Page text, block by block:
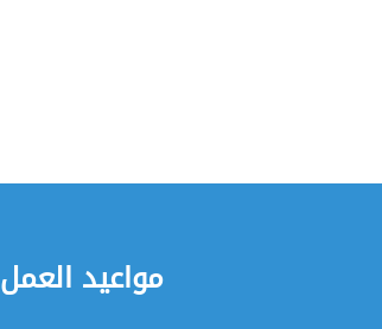
مواعيد العمل